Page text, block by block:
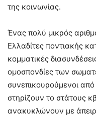
της κοινωνίας.
Ένας πολύ μικρός
Ελλαδίτες ποντιακής
κομματικές
ομοσπονδίες των
συνεπικουρούμενοι από
στηρίζουν το στάτους
ανακυκλώνουν με